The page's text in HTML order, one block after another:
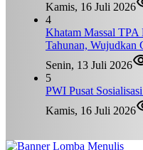
Kamis, 16 Juli 2026
4
Khatam Massal TPA
Tahunan, Wujudkan
Senin, 13 Juli 2026
5
PWI Pusat
Kamis, 16 Juli 2026